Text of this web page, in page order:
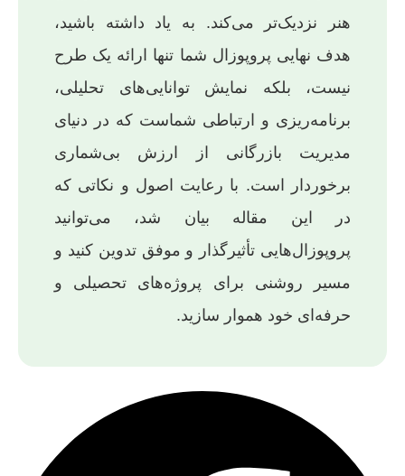
هنر نزدیک‌تر می‌کند. به یاد داشته باشید،
هدف نهایی پروپوزال شما تنها ارائه یک طرح
نیست، بلکه نمایش توانایی‌های تحلیلی،
برنامه‌ریزی و ارتباطی شماست که در دنیای
مدیریت بازرگانی از ارزش بی‌شماری
برخوردار است. با رعایت اصول و نکاتی که
در این مقاله بیان شد، می‌توانید
پروپوزال‌هایی تأثیرگذار و موفق تدوین کنید و
مسیر روشنی برای پروژه‌های تحصیلی و
حرفه‌ای خود هموار سازید.